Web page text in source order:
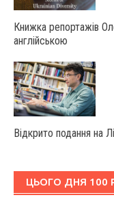
Книжка репортажів
англійською
Відкрито подання на
ЦЬОГО ДНЯ 100